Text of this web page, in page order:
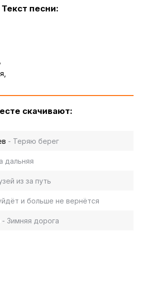
Текст песни:
скачивают:
- Теряю берег
дальняя
из за путь
и больше не вернётся
- Зимняя дорога